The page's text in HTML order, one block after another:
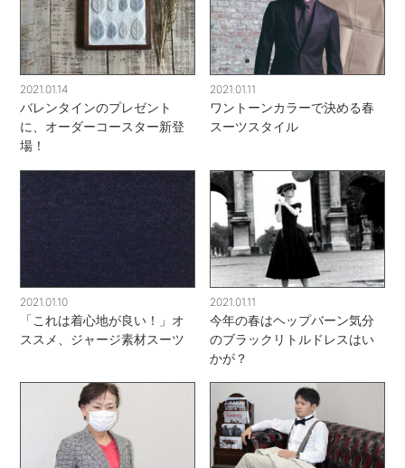
2021.01.14
バレンタインのプレゼント
に、オーダーコースター新登
場！
2021.01.11
ワントーンカラーで決める春
スーツスタイル
2021.01.10
「これは着心地が良い！」オ
ススメ、ジャージ素材スーツ
2021.01.11
今年の春はヘップバーン気分
のブラックリトルドレスはい
かが？